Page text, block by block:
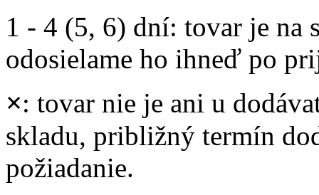
1 - 4 (5, 6) dní: tovar je na
odosielame ho ihneď po
×: tovar nie je ani u
skladu, približný termín
požiadanie.